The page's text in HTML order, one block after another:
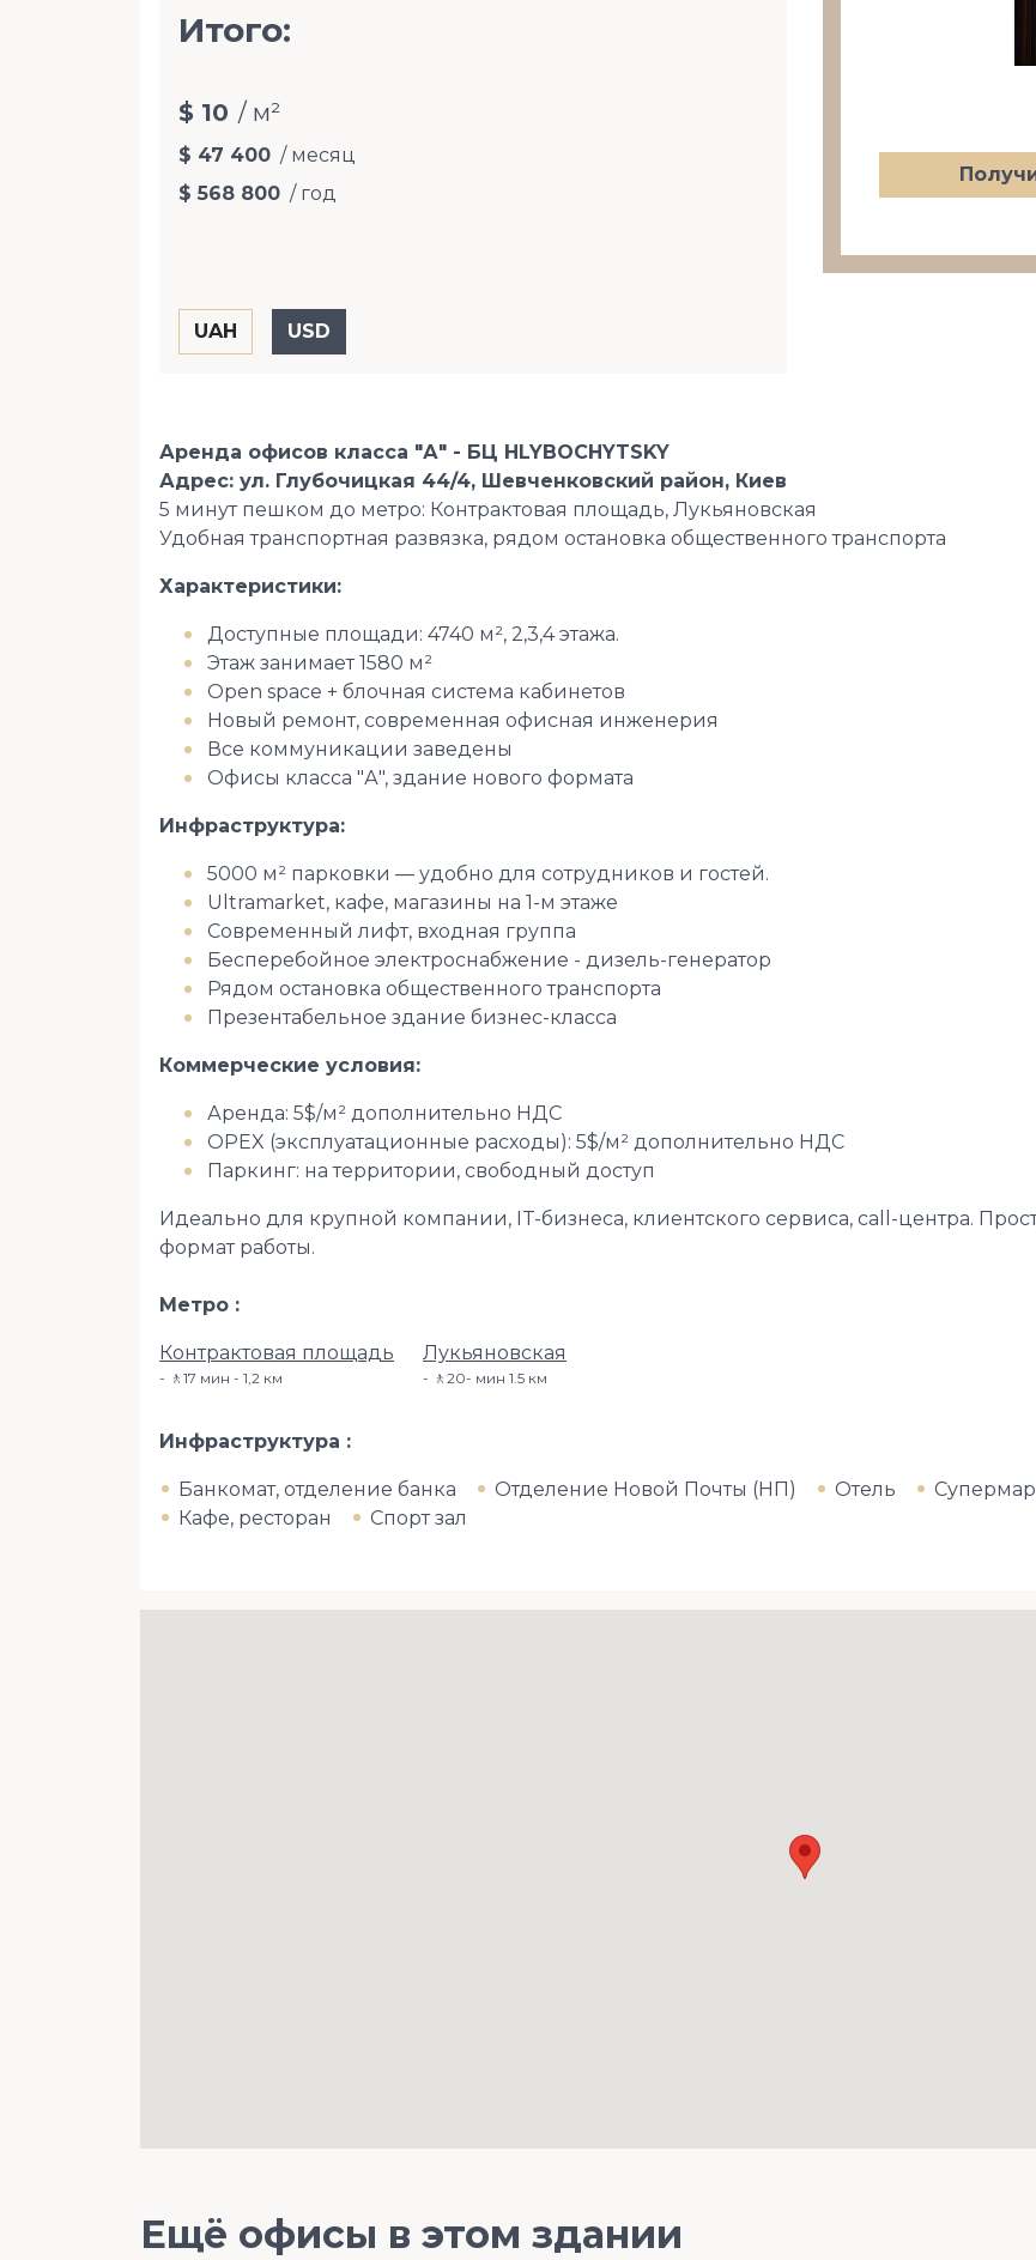
Итого:
$ 10 / м²
$ 47 400 / месяц
$ 568 800 / год
Аренда офисов класса "А" - БЦ HLYBOCHYTSKY
Адрес: ул. Глубочицкая 44/4, Шевченковский район, Киев
5 минут пешком до метро: Контрактовая площадь, Лукьяновская
Удобная транспортная развязка, рядом остановка общественного транспорта
Характеристики:
Доступные площади: 4740 м², 2,3,4 этажа.
Этаж занимает 1580 м²
Open space + блочная система кабинетов
Новый ремонт, современная офисная инженерия
Все коммуникации заведены
Офисы класса "А", здание нового формата
Инфраструктура:
5000 м² парковки — удобно для сотрудников и гостей.
Ultramarket, кафе, магазины на 1-м этаже
Современный лифт, входная группа
Бесперебойное электроснабжение - дизель-генератор
Рядом остановка общественного транспорта
Презентабельное здание бизнес-класса
Коммерческие условия:
Аренда: 5$/м² дополнительно НДС
️OPEX (эксплуатационные расходы): 5$/м² дополнительно НДС
Паркинг: на территории, свободный доступ
Идеально для крупной компании, IT-бизнеса, клиентского сервиса, call-центра.
формат работы.
Метро
Контрактовая площадь
🚶17 мин - 1,2 км
Лукьяновская
🚶20- мин 1.5 км
Инфраструктура
Банкомат, отделение банка Отделение Новой Почты (НП) Отель
Кафе, ресторан
Спорт зал
Ещё офисы в этом здании